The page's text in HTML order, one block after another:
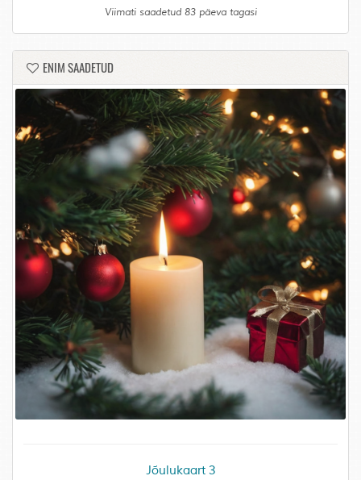
Viimati saadetud 83 päeva tagasi
ENIM SAADETUD
Jõulukaart 3